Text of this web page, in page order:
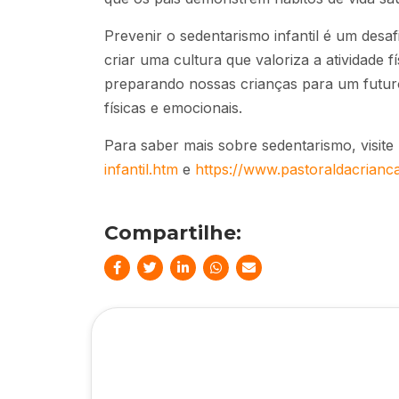
Prevenir o sedentarismo infantil é um
criar uma cultura que valoriza a atividade
preparando nossas crianças para um
físicas e emocionais.
Para saber mais sobre sedentarismo, visite
infantil.htm e https://
Compartilhe: